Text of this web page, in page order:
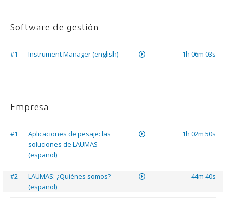
Software de gestión
#1 Instrument Manager (english) 1h 06m 03s
Empresa
#1
Aplicaciones de pesaje: las
soluciones de LAUMAS
(español)
1h 02m 50s
#2
LAUMAS: ¿Quiénes somos?
(español)
44m 40s